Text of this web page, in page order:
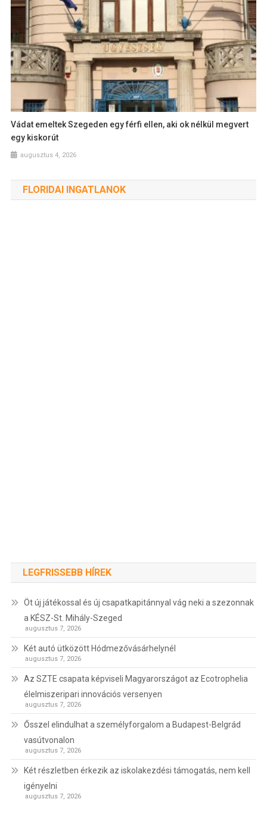
Vádat emeltek Szegeden egy férfi ellen, aki ok nélkül megvert
egy kiskorút
augusztus 4, 2026
FLORIDAI INGATLANOK
LEGFRISSEBB HÍREK
Öt új játékossal és új csapatkapitánnyal vág neki a szezonnak
a KÉSZ-St. Mihály-Szeged
augusztus 7, 2026
Két autó ütközött Hódmezővásárhelynél
augusztus 7, 2026
Az SZTE csapata képviseli Magyarországot az Ecotrophelia
élelmiszeripari innovációs versenyen
augusztus 7, 2026
Ősszel elindulhat a személyforgalom a Budapest-Belgrád
vasútvonalon
augusztus 7, 2026
Két részletben érkezik az iskolakezdési támogatás, nem kell
igényelni
augusztus 7, 2026